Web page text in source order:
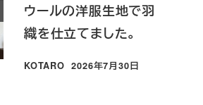
ウールの洋服生地で羽
織を仕立てました。
KOTARO
投稿日
2026年7月30日